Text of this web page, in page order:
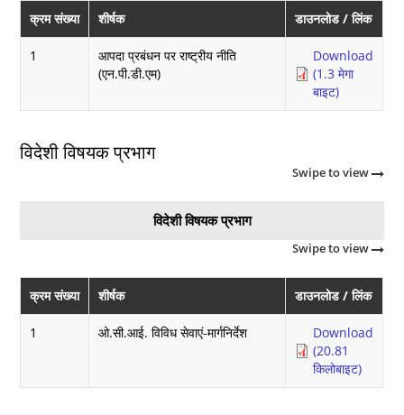
क्रम संख्या शीर्षक डाउनलोड / लिंक
1
आपदा प्रबंधन पर राष्ट्रीय नीति
(एन.पी.डी.एम)
Download
(1.3 मेगा
बाइट)
विदेशी विषयक प्रभाग
Swipe to view
विदेशी विषयक प्रभाग
Swipe to view
क्रम संख्या शीर्षक डाउनलोड / लिंक
1 ओ.सी.आई. विविध सेवाएं-मार्गनिर्देश
Download
(20.81
किलोबाइट)